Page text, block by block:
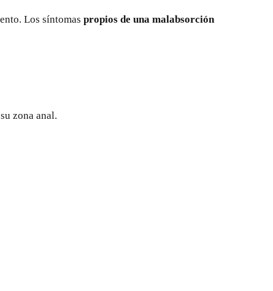
Los síntomas propios de una malabsorción
zona anal.